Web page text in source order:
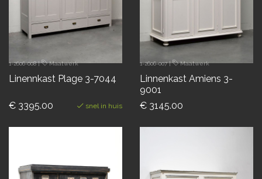
1-2606-008| Maatwerk
Linennkast Plage 3-7044
€ 3395.00 snel in huis
1-2606-007| Maatwerk
Linnenkast Amiens 3-
9001
€ 3145.00